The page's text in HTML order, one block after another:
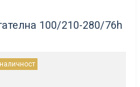
100/210-280/76h